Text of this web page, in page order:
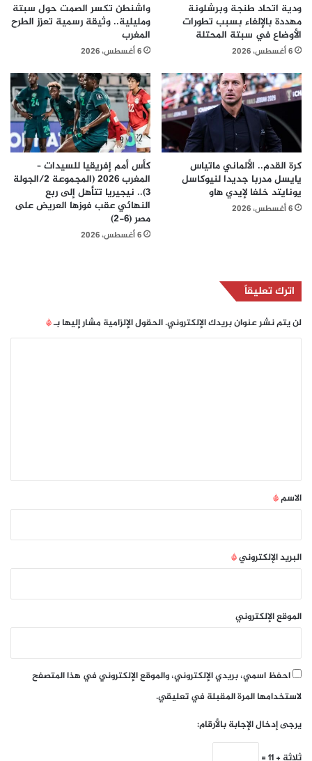
ودية اتحاد طنجة وبرشلونة
مهددة بالإلغاء بسبب تطورات
الأوضاع في سبتة المحتلة
6 أغسطس، 2026
واشنطن تكسر الصمت حول سبتة
ومليلية.. وثيقة رسمية تعزز الطرح
المغرب
6 أغسطس، 2026
كرة القدم.. الألماني ماتياس
يايسل مدربا جديدا لنيوكاسل
يونايتد خلفا لإيدي هاو
6 أغسطس، 2026
كأس أمم إفريقيا للسيدات –
المغرب 2026 (المجموعة 2/الجولة
3).. نيجيريا تتأهل إلى ربع
النهائي عقب فوزها العريض على
مصر (6-2)
6 أغسطس، 2026
اترك تعليقاً
لن يتم نشر عنوان بريدك الإلكتروني.الحقول الإلزامية مشار إليها بـ*
*
الاسم*
البريد الإلكتروني*
الموقع الإلكتروني
احفظ اسمي، بريدي الإلكتروني، والموقع الإلكتروني في هذا المتصفح
لاستخدامها المرة المقبلة في تعليقي.
يرجى إدخال الإجابة بالأرقام: